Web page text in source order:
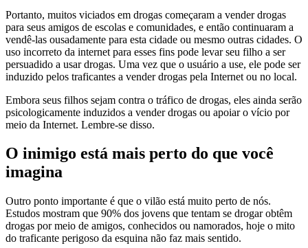
Portanto, muitos viciados em drogas começaram a vender drogas
para seus amigos de escolas e comunidades, e então continuaram a
vendê-las ousadamente para esta cidade ou mesmo outras cidades. O
uso incorreto da internet para esses fins pode levar seu filho a ser
persuadido a usar drogas. Uma vez que o usuário a use, ele pode ser
induzido pelos traficantes a vender drogas pela Internet ou no local.
Embora seus filhos sejam contra o tráfico de drogas, eles ainda serão
psicologicamente induzidos a vender drogas ou apoiar o vício por
meio da Internet. Lembre-se disso.
O inimigo está mais perto do que você
imagina
Outro ponto importante é que o vilão está muito perto de nós.
Estudos mostram que 90% dos jovens que tentam se drogar obtêm
drogas por meio de amigos, conhecidos ou namorados, hoje o mito
do traficante perigoso da esquina não faz mais sentido.